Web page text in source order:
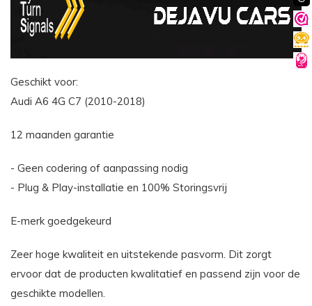
Geschikt voor:
Audi A6 4G C7 (2010-2018)
12 maanden garantie
- Geen codering of aanpassing nodig
- Plug & Play-installatie en 100% Storingsvrij
E-merk goedgekeurd
Zeer hoge kwaliteit en uitstekende pasvorm. Dit zorgt
ervoor dat de producten kwalitatief en passend zijn voor de
geschikte modellen.